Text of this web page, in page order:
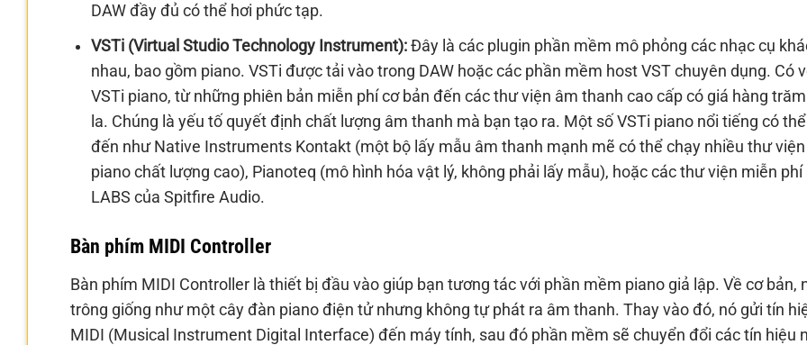
DAW đầy đủ có thể hơi phức tạp.
VSTi (Virtual Studio Technology Instrument):Đây là các plugin phần mềm mô phỏng các nhạc cụ
nhau, bao gồm piano. VSTi được tải vào trong DAW hoặc các phần mềm host VST chuyên dụng. Có
VSTi piano, từ những phiên bản miễn phí cơ bản đến các thư viện âm thanh cao cấp có giá hàng
la. Chúng là yếu tố quyết định chất lượng âm thanh mà bạn tạo ra. Một số VSTi piano nổi tiếng có
đến như Native Instruments Kontakt (một bộ lấy mẫu âm thanh mạnh mẽ có thể chạy nhiều thư viện
piano chất lượng cao), Pianoteq (mô hình hóa vật lý, không phải lấy mẫu), hoặc các thư viện miễn phí
LABS của Spitfire Audio.
Bàn phím MIDI Controller
Bàn phím MIDI Controller là thiết bị đầu vào giúp bạn tương tác với phần mềm piano giả lập. Về cơ bản,
trông giống như một cây đàn piano điện tử nhưng không tự phát ra âm thanh. Thay vào đó, nó gửi tín
MIDI (Musical Instrument Digital Interface) đến máy tính, sau đó phần mềm sẽ chuyển đổi các tín hiệu